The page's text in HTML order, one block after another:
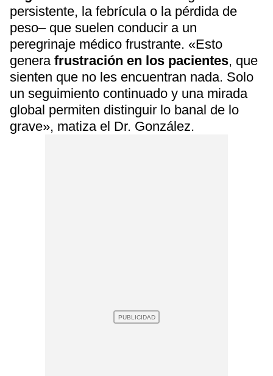
persistente, la febrícula o la pérdida de
peso– que suelen conducir a un
peregrinaje médico frustrante. «Esto
generafrustración en los pacientes, que
sienten que no les encuentran nada. Solo
un seguimiento continuado y una mirada
global permiten distinguir lo banal de lo
grave», matiza el Dr. González.